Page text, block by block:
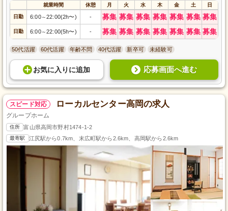
就業時間 休憩 月 火 水 木 金 土 日
日勤 6:00～22:00(2h〜) - 募集 募集 募集 募集 募集 募集 募集
日勤 6:00～22:00(5h〜) - 募集 募集 募集 募集 募集 募集 募集
50代活躍 60代活躍 年齢不問 40代活躍 新卒可 未経験可
お気に入り に追加 応募画面へ進む
スピード対応 ローカルセンター高岡の求人
グループホーム
住所 富山県高岡市野村1474-1-2
最寄駅 江尻駅から0.7km、末広町駅から2.6km、高岡駅から2.6km